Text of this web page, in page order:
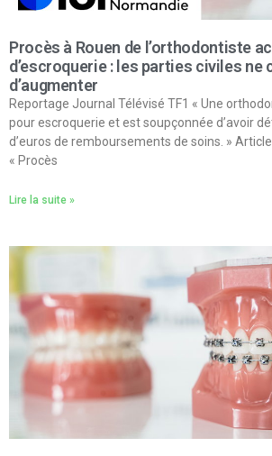
Procès à Rouen de l’orthodontiste
d’escroquerie : les parties civiles ne
d’augmenter
Reportage Journal Télévisé TF1 « Une
pour escroquerie et est soupçonnée d’avoir
d’euros de remboursements de soins. » Article
« Procès
Lire la suite »